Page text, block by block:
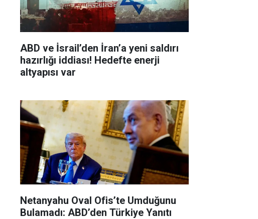
ABD ve İsrail’den İran’a yeni saldırı
hazırlığı iddiası! Hedefte enerji
altyapısı var
Netanyahu Oval Ofis’te Umduğunu
Bulamadı: ABD’den Türkiye Yanıtı